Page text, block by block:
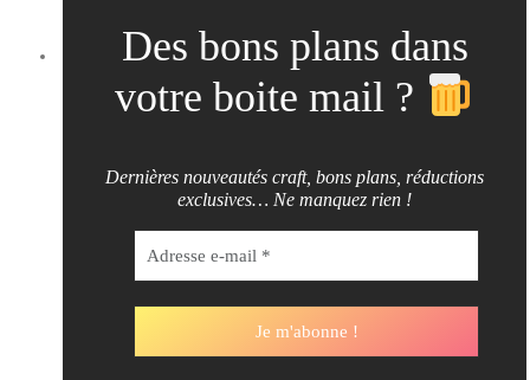
Des bons plans dans
votre boite mail ?
Dernières nouveautés craft, bons plans, réductions
exclusives… Ne manquez rien !